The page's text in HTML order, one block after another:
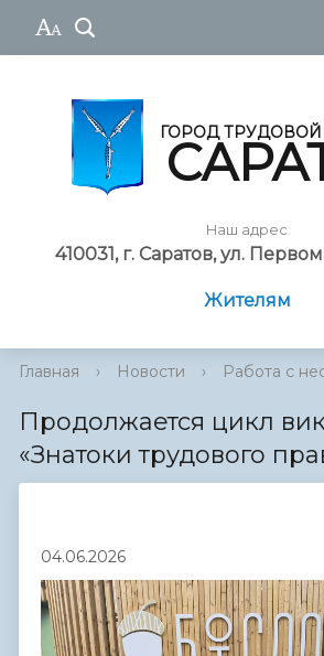
ГОРОД
Наш адрес
410031, г. Саратов, ул.
Жителям
Главная › Новости › Работа с
Продолжается цикл
«Знатоки трудового
04.06.2026